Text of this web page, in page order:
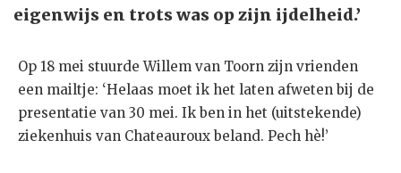
eigenwijs en trots was op zijn ijdelheid.’
Op 18 mei stuurde Willem van Toorn zijn vrienden
een mailtje: ‘Helaas moet ik het laten afweten bij de
presentatie van 30 mei. Ik ben in het (uitstekende)
ziekenhuis van Chateauroux beland. Pech hè!’